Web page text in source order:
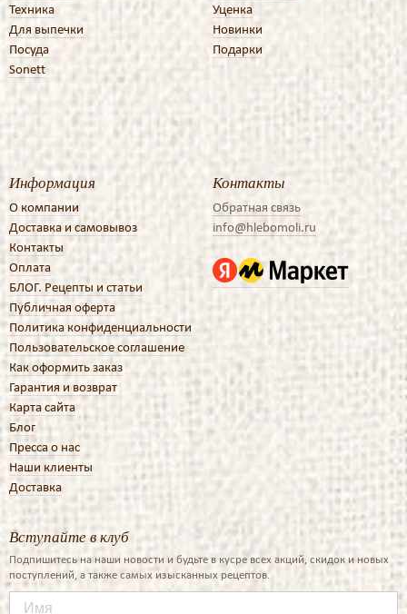
Техника
Для выпечки
Посуда
Sonett
Уценка
Новинки
Подарки
Информация
О компании
Доставка и самовывоз
Контакты
Оплата
БЛОГ. Рецепты и статьи
Публичная оферта
Политика конфиденциальности
Пользовательское соглашение
Как оформить заказ
Гарантия и возврат
Карта сайта
Блог
Пресса о нас
Наши клиенты
Доставка
Контакты
Обратная связь
info@hlebomoli.ru
Вступайте в клуб
Подпишитесь на наши новости и будьте в кусре всех акций, скидок и новых
поступлений, а также самых изысканных рецептов.